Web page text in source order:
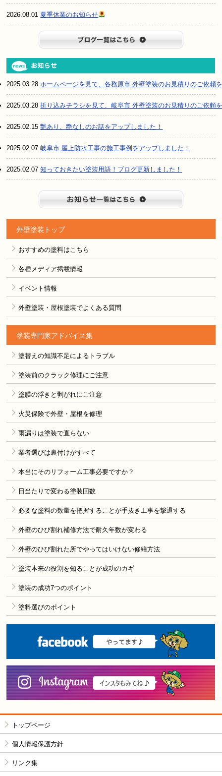
2026.08.01 夏季休業のお知らせ
2025.03.28ホームページを見て、各務原市 外壁塗装のお見積りのご依頼
2025.03.28折り込みチラシを見て、岐阜市 外壁塗装のお見積りのご依頼
2025.02.15艶あり、艶なしのお話をアップしました！
2025.02.07岐阜市 屋上防水工事の施工事例をアップしました！
2025.02.07知っておきたい塗装用語！ブログ更新しました！
外壁塗装トップ
おすすめの塗料はこちら
各種メディア掲載情報
イベント情報
外壁塗装・屋根塗装でよくある質問
塗装専門家アドバイス集
塗替えの知識不足によるトラブル
塗装前のクラック修理にご注意
塗膜の浮きと剥がれにご注意
火災保険で外壁・屋根を修理
雨漏りは塗装で直らない
業者選びは裏付けがすべて
本当にそのリフォーム工事必要ですか？
日当たりで変わる塗装回数
必要な塗料の数量を把握することが手抜き工事を撃退する
外壁のひび割れ補修方法で耐久年数が変わる
外壁のひび割れた所でやってはいけない修繕方法
塗装本来の役割を知ることが成功のカギ
塗装の成功7つのポイント
塗料選びのポイント
トップページ
個人情報保護方針
リンク集